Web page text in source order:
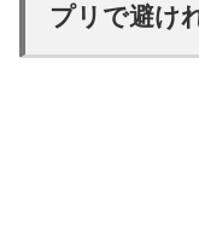
プリで避け